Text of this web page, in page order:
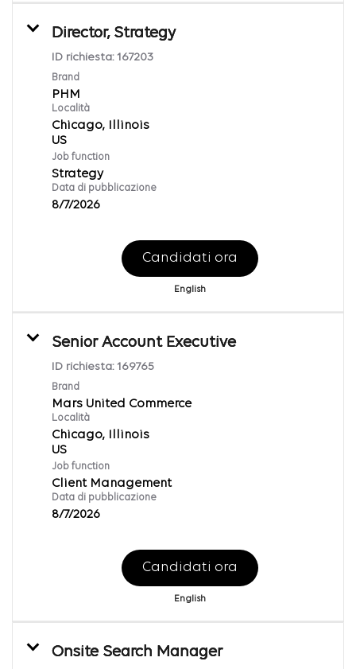
Director, Strategy
ID richiesta: 167203
Brand
PHM
Località
Chicago, Illinois
Job function
Strategy
Data di pubblicazione
8/7/2026
Candidati ora
English
Senior Account Executive
ID richiesta: 169765
Brand
Mars United Commerce
Località
Chicago, Illinois
Job function
Client Management
Data di pubblicazione
8/7/2026
Candidati ora
English
Onsite Search Manager